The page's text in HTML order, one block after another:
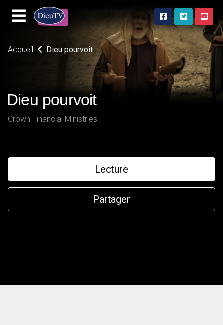
Accueil Dieu pourvoit
Dieu pourvoit
Crown Financial Ministries
Lecture
Partager